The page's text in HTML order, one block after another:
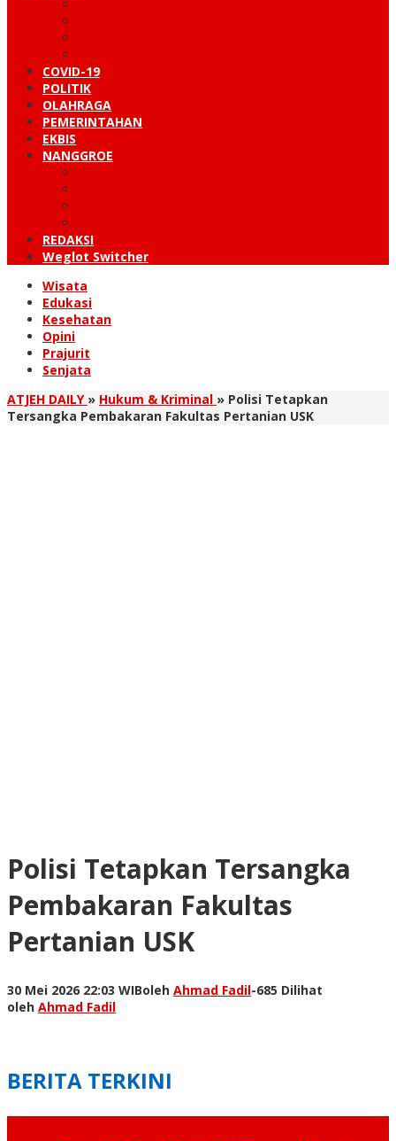
COVID-19
POLITIK
OLAHRAGA
PEMERINTAHAN
EKBIS
NANGGROE
REDAKSI
Weglot Switcher
Wisata
Edukasi
Kesehatan
Opini
Prajurit
Senjata
ATJEH DAILY » Hukum & Kriminal » Polisi Tetapkan
Tersangka Pembakaran Fakultas Pertanian USK
Polisi Tetapkan Tersangka
Pembakaran Fakultas
Pertanian USK
30 Mei 2026 22:03 WIBoleh Ahmad Fadil-685 Dilihat
oleh Ahmad Fadil
BERITA TERKINI